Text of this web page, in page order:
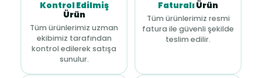
Kontrol Edilmiş
Ürün
Tüm ürünlerimiz uzman
ekibimiz tarafından
kontrol edilerek satışa
sunulur.
FaturalıÜrün
Tüm ürünlerimiz resmi
fatura ile güvenli şekilde
teslim edilir.